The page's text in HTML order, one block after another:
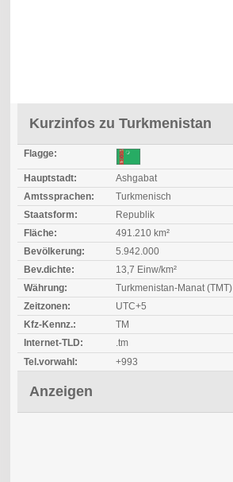
Kurzinfos zu Turkmenistan
Flagge:
Hauptstadt:
Ashgabat
Amtssprachen:
Turkmenisch
Staatsform:
Republik
Fläche:
491.210 km²
Bevölkerung:
5.942.000
Bev.dichte:
13,7 Einw/km²
Währung:
Turkmenistan-Manat (TMT)
Zeitzonen:
UTC+5
Kfz-Kennz.:
TM
Internet-TLD:
.tm
Tel.vorwahl:
+993
Anzeigen